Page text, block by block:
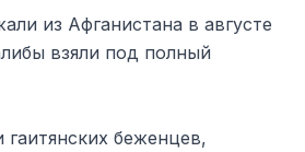
из Афганистана в августе
взяли под полный
гаитянских беженцев,